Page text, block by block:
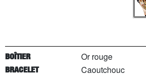
BOÎTIER Or rouge
BRACELET Caoutchouc